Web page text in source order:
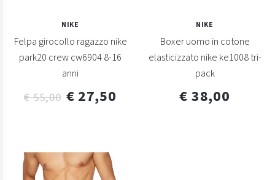
NIKE
Felpa girocollo ragazzo nike
park20 crew cw6904 8-16
anni
€ 55,00 € 27,50
NIKE
Boxer uomo in cotone
elasticizzato nike ke1008 tri-
pack
€ 38,00